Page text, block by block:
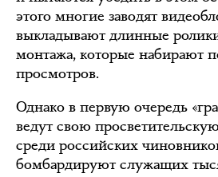
этого многие заводят
выкладывают длинные
монтажа, которые набирают
просмотров.
Однако в первую очередь
ведут свою
среди российских
бомбардируют служащих